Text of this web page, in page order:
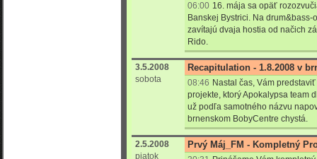
06:00 16. mája sa opäť
Banskej Bystrici. Na
zavítajú dvaja hostia od načich
Rido.
3.5.2008
sobota
Recapitulation - 1.8.2008 v
08:46 Nastal čas, Vám
projekte, ktorý Apokalypsa team
už podľa samotného názvu
brnenskom BobyCentre chystá.
2.5.2008
piatok
Prvý Máj_FM - Kompletný